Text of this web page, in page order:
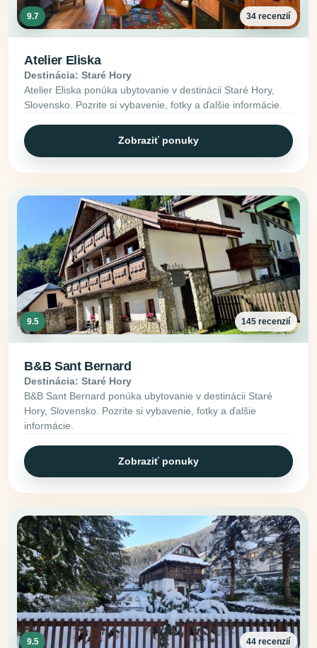
9.7 34 recenzií
Atelier Eliska
Destinácia: Staré Hory
Atelier Eliska ponúka ubytovanie v destinácii Staré Hory,
Slovensko. Pozrite si vybavenie, fotky a ďalšie informácie.
Zobraziť ponuky
9.5 145 recenzií
B&B Sant Bernard
Destinácia: Staré Hory
B&B Sant Bernard ponúka ubytovanie v destinácii Staré
Hory, Slovensko. Pozrite si vybavenie, fotky a ďalšie
informácie.
Zobraziť ponuky
9.5 44 recenzií